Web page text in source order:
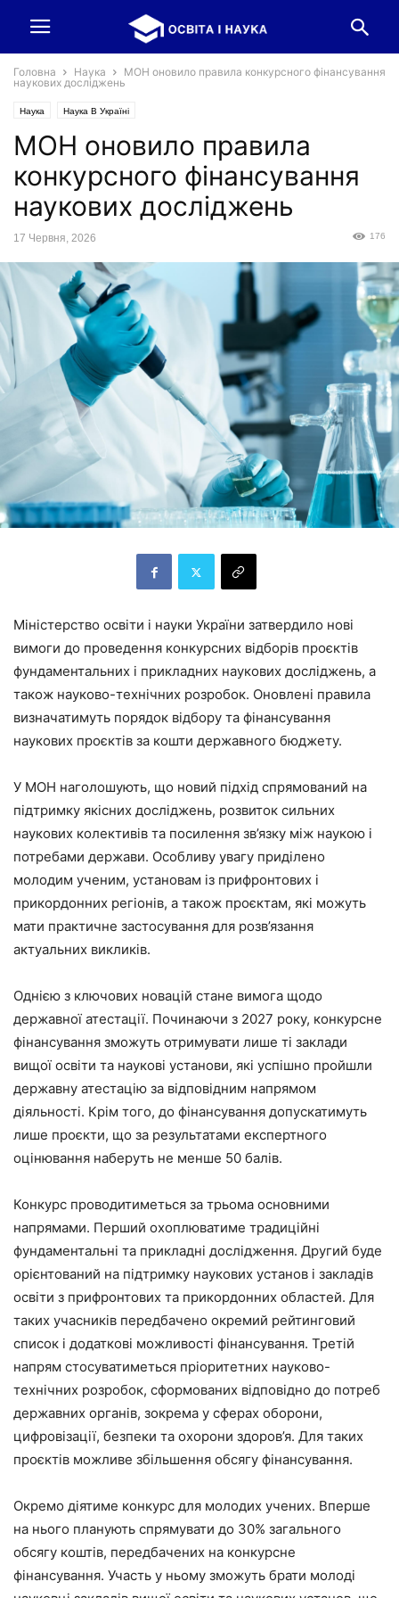
Головна Наука
МОН оновило правила конкурсного фінансування
наукових досліджень
Наука Наука В Україні
МОН оновило правила
конкурсного фінансування
наукових досліджень
17 Червня, 2026 176
Міністерство освіти і науки України затвердило нові
вимоги до проведення конкурсних відборів проєктів
фундаментальних і прикладних наукових досліджень, а
також науково-технічних розробок. Оновлені правила
визначатимуть порядок відбору та фінансування
наукових проєктів за кошти державного бюджету.
У МОН наголошують, що новий підхід спрямований на
підтримку якісних досліджень, розвиток сильних
наукових колективів та посилення зв’язку між наукою і
потребами держави. Особливу увагу приділено
молодим ученим, установам із прифронтових і
прикордонних регіонів, а також проєктам, які можуть
мати практичне застосування для розв’язання
актуальних викликів.
Однією з ключових новацій стане вимога щодо
державної атестації. Починаючи з 2027 року, конкурсне
фінансування зможуть отримувати лише ті заклади
вищої освіти та наукові установи, які успішно пройшли
державну атестацію за відповідним напрямом
діяльності. Крім того, до фінансування допускатимуть
лише проєкти, що за результатами експертного
оцінювання наберуть не менше 50 балів.
Конкурс проводитиметься за трьома основними
напрямами. Перший охоплюватиме традиційні
фундаментальні та прикладні дослідження. Другий буде
орієнтований на підтримку наукових установ і закладів
освіти з прифронтових та прикордонних областей. Для
таких учасників передбачено окремий рейтинговий
список і додаткові можливості фінансування. Третій
напрям стосуватиметься пріоритетних науково-
технічних розробок, сформованих відповідно до потреб
державних органів, зокрема у сферах оборони,
цифровізації, безпеки та охорони здоров’я. Для таких
проєктів можливе збільшення обсягу фінансування.
Окремо діятиме конкурс для молодих учених. Вперше
на нього планують спрямувати до 30% загального
обсягу коштів, передбачених на конкурсне
фінансування. Участь у ньому зможуть брати молоді